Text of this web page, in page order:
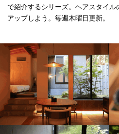
で紹介するシリーズ。ヘアスタイ
アップしよう。毎週木曜日更新。